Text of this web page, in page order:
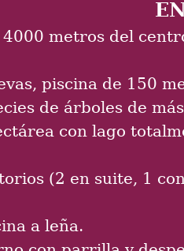
de árboles de
con lago
a leña.
con parrilla y